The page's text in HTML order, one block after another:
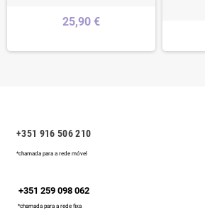
25,90 €
+351 916 506 210
*chamada para a rede móvel
+351 259 098 062
*chamada para a rede fixa